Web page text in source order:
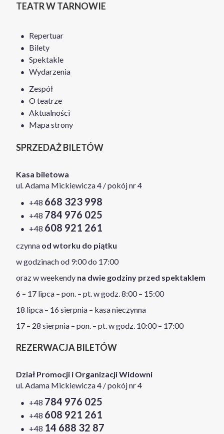
TEATR W TARNOWIE
Repertuar
Bilety
Spektakle
Wydarzenia
Zespół
O teatrze
Aktualności
Mapa strony
SPRZEDAŻ BILETÓW
Kasa biletowa
ul. Adama Mickiewicza 4 / pokój nr 4
+48 668 323 998
+48 784 976 025
+48 608 921 261
czynna od wtorku do piątku
w godzinach od 9:00 do 17:00
oraz w weekendy na dwie godziny przed spektaklem
6 – 17 lipca – pon. – pt. w godz. 8:00 – 15:00
18 lipca – 16 sierpnia – kasa nieczynna
17 – 28 sierpnia – pon. – pt. w godz. 10:00 – 17:00
REZERWACJA BILETÓW
Dział Promocji i Organizacji Widowni
ul. Adama Mickiewicza 4 / pokój nr 4
+48 784 976 025
+48 608 921 261
+48 14 688 32 87